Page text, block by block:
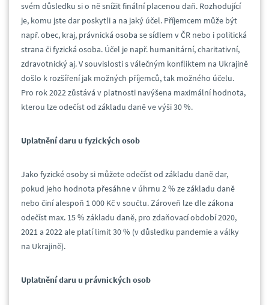
svém důsledku si o ně snížit finální placenou daň. Rozhodující
je, komu jste dar poskytli a na jaký účel. Příjemcem může být
např. obec, kraj, právnická osoba se sídlem v ČR nebo i politická
strana či fyzická osoba. Účel je např. humanitární, charitativní,
zdravotnický aj. V souvislosti s válečným konfliktem na Ukrajině
došlo k rozšíření jak možných příjemců, tak možného účelu.
Pro rok 2022 zůstává v platnosti navýšena maximální hodnota,
kterou lze odečíst od základu daně ve výši 30 %.
Uplatnění daru u fyzických osob
Jako fyzické osoby si můžete odečíst od základu daně dar,
pokud jeho hodnota přesáhne v úhrnu 2 % ze základu daně
nebo činí alespoň 1 000 Kč v součtu. Zároveň lze dle zákona
odečíst max. 15 % základu daně, pro zdaňovací období 2020,
2021 a 2022 ale platí limit 30 % (v důsledku pandemie a války
na Ukrajině).
Uplatnění daru u právnických osob